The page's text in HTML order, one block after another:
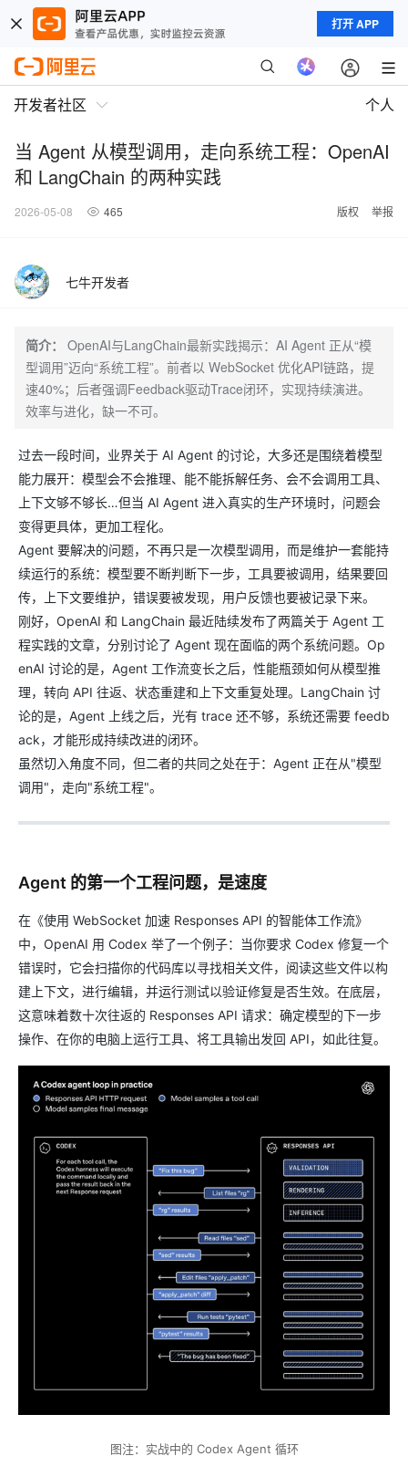
打开 APP
开发者社区 个人
当 Agent 从模型调用，走向系统工程：OpenAI
和 LangChain 的两种实践
2026-05-08 465 版权 举报
七牛开发者
简介：
OpenAI与LangChain最新实践揭示：AI Agent 正从“模
型调用”迈向“系统工程”。前者以 WebSocket 优化API链路，提
速40%；后者强调Feedback驱动Trace闭环，实现持续演进。
效率与进化，缺一不可。
过去一段时间，业界关于 AI Agent 的讨论，大多还是围绕着模型
能力展开：模型会不会推理、能不能拆解任务、会不会调用工具、
上下文够不够长…但当 AI Agent 进入真实的生产环境时，问题会
变得更具体，更加工程化。
Agent 要解决的问题，不再只是一次模型调用，而是维护一套能持
续运行的系统：模型要不断判断下一步，工具要被调用，结果要回
传，上下文要维护，错误要被发现，用户反馈也要被记录下来。
刚好，OpenAI 和 LangChain 最近陆续发布了两篇关于 Agent 工
程实践的文章，分别讨论了 Agent 现在面临的两个系统问题。Op
enAI 讨论的是，Agent 工作流变长之后，性能瓶颈如何从模型推
理，转向 API 往返、状态重建和上下文重复处理。LangChain 讨
论的是，Agent 上线之后，光有 trace 还不够，系统还需要 feedb
ack，才能形成持续改进的闭环。
虽然切入角度不同，但二者的共同之处在于：Agent 正在从"模型
调用"，走向"系统工程"。
Agent 的第一个工程问题，是速度
在《使用 WebSocket 加速 Responses API 的智能体工作流》
中，OpenAI 用 Codex 举了一个例子：当你要求 Codex 修复一个
错误时，它会扫描你的代码库以寻找相关文件，阅读这些文件以构
建上下文，进行编辑，并运行测试以验证修复是否生效。在底层，
这意味着数十次往返的 Responses API 请求：确定模型的下一步
操作、在你的电脑上运行工具、将工具输出发回 API，如此往复。
图注：实战中的 Codex Agent 循环